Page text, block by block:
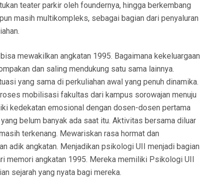
teater parkir oleh foundernya, hingga berkembang
masih multikompleks, sebagai bagian dari penyaluran
mewakilkan angkatan 1995. Bagaimana kekeluargaan
dan saling mendukung satu sama lainnya.
yang sama di perkuliahan awal yang penuh dinamika.
mobilisasi fakultas dari kampus sorowajan menuju
kedekatan emosional dengan dosen-dosen pertama
belum banyak ada saat itu. Aktivitas bersama diluar
terkenang. Mewariskan rasa hormat dan
adik angkatan. Menjadikan psikologi UII menjadi bagian
memori angkatan 1995. Mereka memiliki Psikologi UII
sejarah yang nyata bagi mereka.